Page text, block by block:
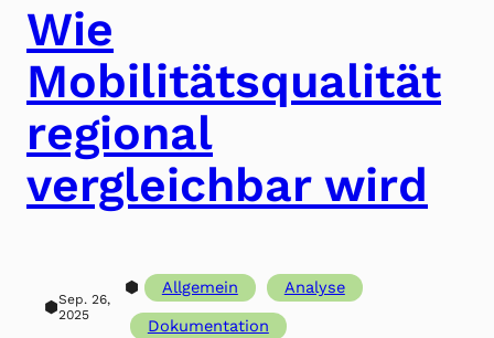
Wie
Mobilitätsqualität
regional
vergleichbar wird
⬢Sep. 26,
2025
⬢ Allgemein
Analyse
Dokumentation